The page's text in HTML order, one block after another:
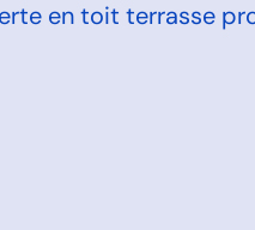
en toit terrasse